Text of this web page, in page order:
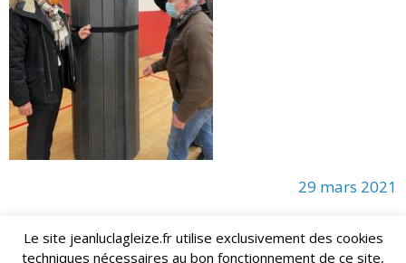
29 mars 2021
Le site jeanluclagleize.fr utilise exclusivement des cookies
techniques nécessaires au bon fonctionnement de ce site,